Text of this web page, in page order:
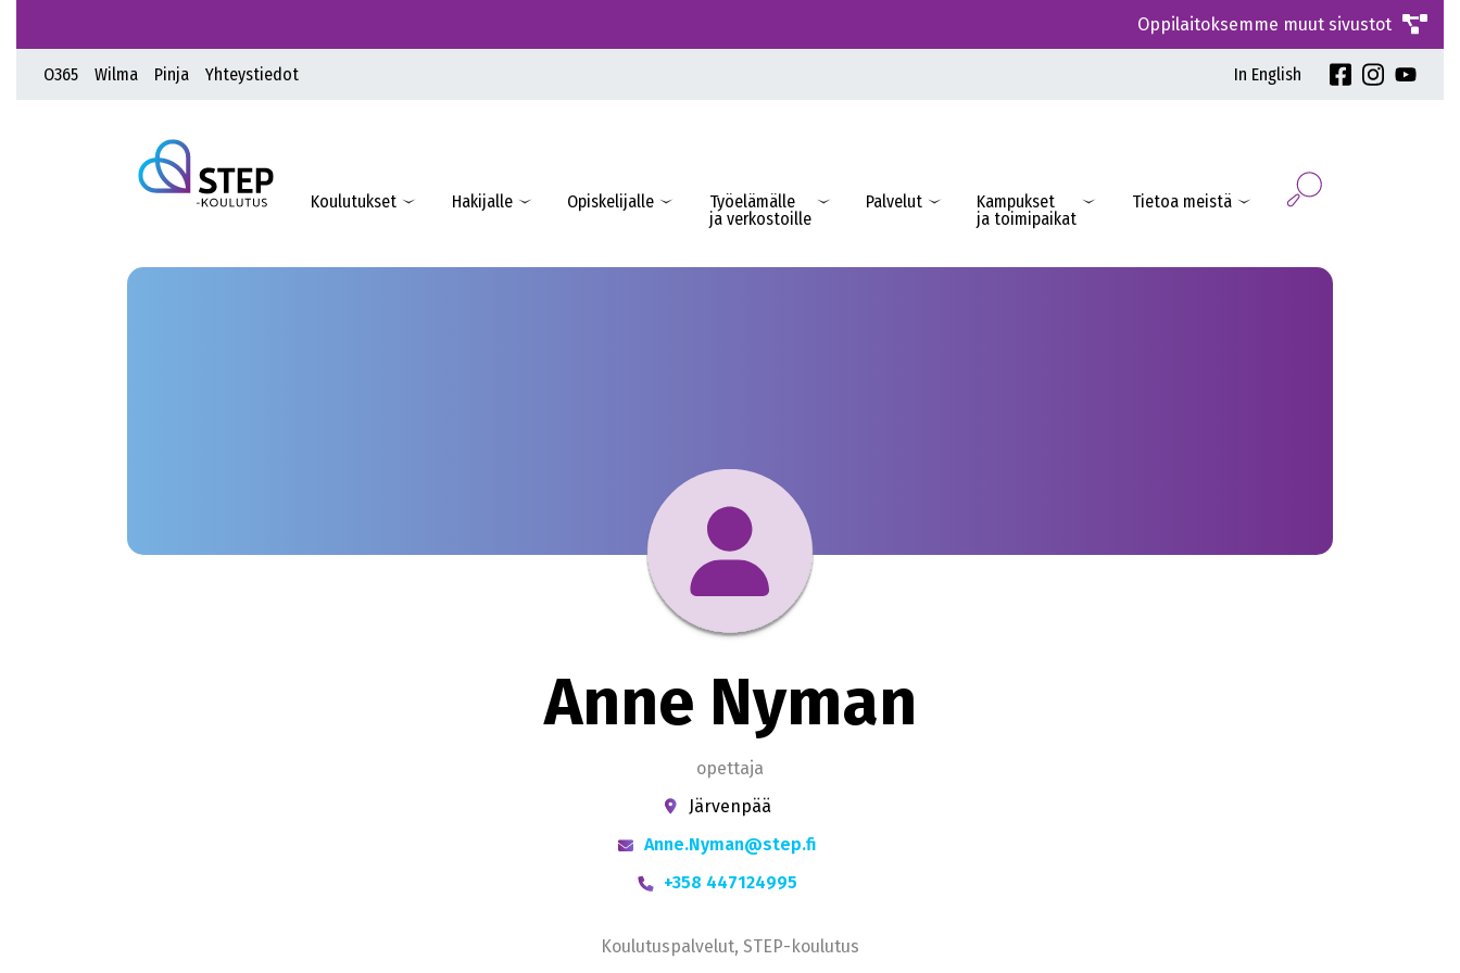
Oppilaitoksemme muut sivustot
O365 Wilma Pinja Yhteystiedot In English
Koulutukset Hakijalle Opiskelijalle
Työelämälle
ja verkostoille
Palvelut
Kampukset
ja toimipaikat
Tietoa meistä
Anne Nyman
opettaja
Järvenpää
Anne.Nyman@step.fi
+358 447124995
Koulutuspalvelut, STEP-koulutus